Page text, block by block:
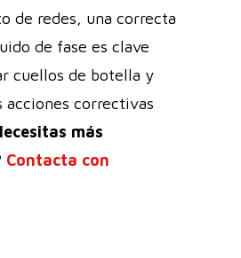
de redes, una correcta
de fase es clave
cuellos de botella y
acciones correctivas
más
Contacta con